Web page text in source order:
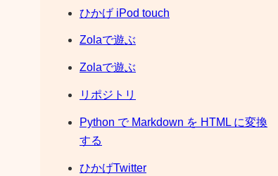
ひかげ iPod touch
Zolaで遊ぶ
Zolaで遊ぶ
リポジトリ
Python で Markdown を HTML に変換
する
ひかげTwitter